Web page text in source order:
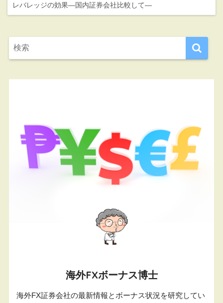
レバレッジの効果―国内証券会社比較して―
海外FXボーナス博士
海外FX証券会社の最新情報とボーナス状況を研究してい